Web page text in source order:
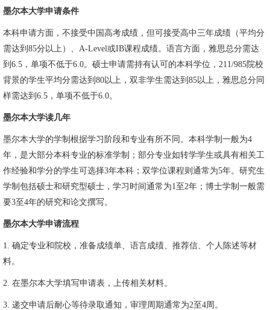
墨尔本大学申请条件
本科申请方面，不接受中国高考成绩，但可接受高中三年成绩（平均分
需达到85分以上）、A-Level或IB课程成绩。语言方面，雅思总分需达
到6.5，单项不低于6.0。硕士申请需持有认可的本科学位，211/985院校
背景的学生平均分需达到80以上，双非学生需达到85以上，雅思总分同
样需达到6.5，单项不低于6.0。
墨尔本大学读几年
墨尔本大学的学制根据学习阶段和专业有所不同。本科学制一般为4
年，是大部分本科专业的标准学制；部分专业如转学学生或具有相关工
作经验和学分的学生可选择3年本科；双学位课程则通常为5年。研究生
学制包括硕士和研究型硕士，学习时间通常为1至2年；博士学制一般需
要3至4年的研究和论文撰写。
墨尔本大学申请流程
1. 确定专业和院校，准备成绩单、语言成绩、推荐信、个人陈述等材
料。
2. 在墨尔本大学填写申请表，上传相关材料。
3. 递交申请后耐心等待录取通知，审理周期通常为2至4周。